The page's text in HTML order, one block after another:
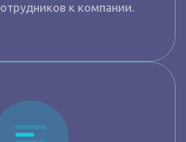
к компании.